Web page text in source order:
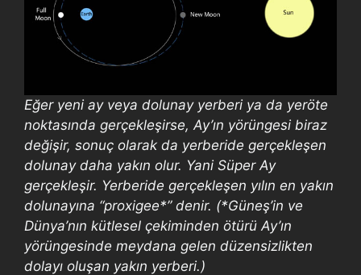
Eğer yeni ay veya dolunay yerberi ya da yeröte
noktasında gerçekleşirse, Ay’ın yörüngesi biraz
değişir, sonuç olarak da yerberide gerçekleşen
dolunay daha yakın olur. Yani Süper Ay
gerçekleşir. Yerberide gerçekleşen yılın en yakın
dolunayına “proxigee*” denir. (*Güneş’in ve
Dünya’nın kütlesel çekiminden ötürü Ay’ın
yörüngesinde meydana gelen düzensizlikten
dolayı oluşan yakın yerberi.)